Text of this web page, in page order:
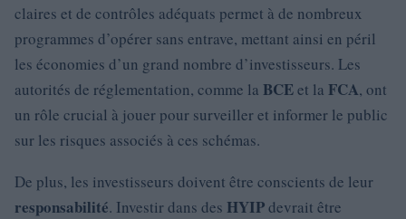
claires et de contrôles adéquats permet à de nombreux
programmes d’opérer sans entrave, mettant ainsi en péril
les économies d’un grand nombre d’investisseurs. Les
autorités de réglementation, comme la BCEet la FCA, ont
un rôle crucial à jouer pour surveiller et informer le public
sur les risques associés à ces schémas.
De plus, les investisseurs doivent être conscients de leur
responsabilité. Investir dans des HYIPdevrait être